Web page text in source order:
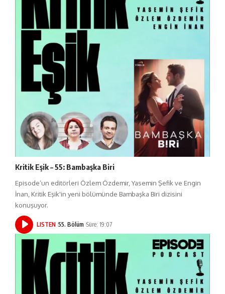
Kritik Eşik – 55: Bambaşka Biri
Episode’un editörleri Özlem Özdemir, Yasemin Şefik ve Engin
İnan, Kritik Eşik'in yeni bölümünde Bambaşka Biri dizisini
konuşuyor.
LISTEN 55. Bölüm Süre: 19:07